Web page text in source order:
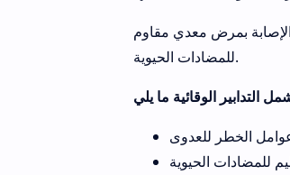
بمرض معدي مقاوم
للمضادات الحيوية.
الخطر للعدوى
للمضادات الحيوية